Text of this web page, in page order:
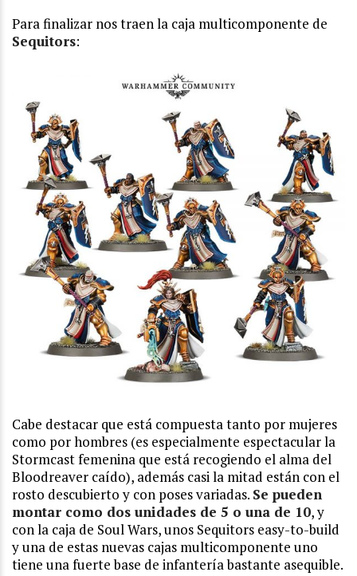
Para finalizar nos traen la caja multicomponente de
Sequitors:
Cabe destacar que está compuesta tanto por mujeres
como por hombres (es especialmente espectacular la
Stormcast femenina que está recogiendo el alma del
Bloodreaver caído), además casi la mitad están con el
rosto descubierto y con poses variadas. Se pueden
montar como dos unidades de 5 o una de 10, y
con la caja de Soul Wars, unos Sequitors easy-to-build
y una de estas nuevas cajas multicomponente uno
tiene una fuerte base de infantería bastante asequible.